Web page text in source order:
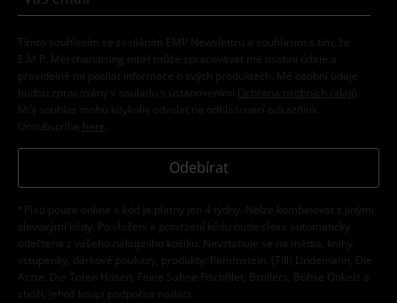
Tímto souhlasím se zasíláním EMP Newslettru a souhlasím s tím, že
E.M.P. Merchandising mbH může zpracovávat mé osobní údaje a
pravidelně mi posílat informace o svých produktech. Mé osobní údaje
budou zpracovány v souladu s ustanoveními
Ochrana osobních údajů
Můj souhlas mohu kdykoliv odvolat na odhlašovací odkaz/link.
Unsubscribe here
Odebírat
*Platí pouze online a kód je platný jen 4 týdny. Nelze kombinovat s jinými
slevovými kódy. Po vložení a potvrzení kódu bude sleva automaticky
odečtena z vašeho nákupního košíku. Nevztahuje se na média, knihy,
vstupenky, dárkové poukazy, produkty: Rammstein, (Till) Lindemann, Die
Ärzte, Die Toten Hosen, Feine Sahne Fischfilet, Broilers, Böhse Onkelz a
zboží, jehož koupí podpoříte nadaci.